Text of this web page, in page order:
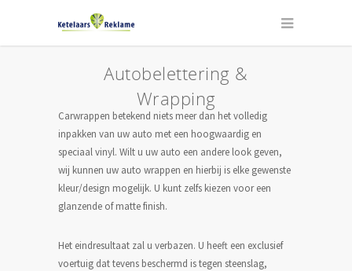
Autobelettering &
Wrapping
Carwrappen betekend niets meer dan het volledig
inpakken van uw auto met een hoogwaardig en
speciaal vinyl. Wilt u uw auto een andere look geven,
wij kunnen uw auto wrappen en hierbij is elke gewenste
kleur/design mogelijk. U kunt zelfs kiezen voor een
glanzende of matte finish.
Het eindresultaat zal u verbazen. U heeft een exclusief
voertuig dat tevens beschermd is tegen steenslag,